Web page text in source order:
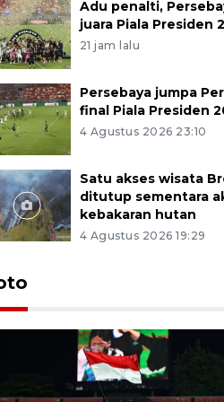
Adu penalti,
juara Piala Presiden
21 jam lalu
Persebaya jumpa
final Piala Presiden
4 Agustus 2026 23:10
Satu akses wisata
ditutup sementara
kebakaran hutan
4 Agustus 2026 19:29